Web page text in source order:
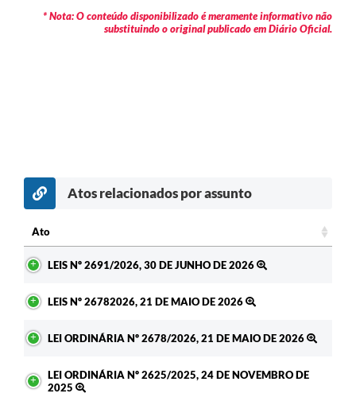
* Nota: O conteúdo disponibilizado é meramente informativo não
substituindo o original publicado em Diário Oficial.
Atos relacionados por assunto
Ato
LEIS Nº 2691/2026, 30 DE JUNHO DE 2026
LEIS Nº 26782026, 21 DE MAIO DE 2026
LEI ORDINÁRIA Nº 2678/2026, 21 DE MAIO DE 2026
LEI ORDINÁRIA Nº 2625/2025, 24 DE NOVEMBRO DE
2025